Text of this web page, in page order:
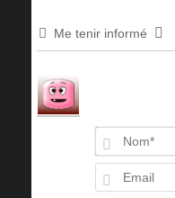
Me tenir informé